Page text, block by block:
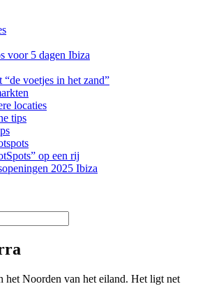
voor 5 dagen Ibiza
“de voetjes in het zand”
locaties
tips
op een rij
2025 Ibiza
het Noorden van het eiland. Het ligt net